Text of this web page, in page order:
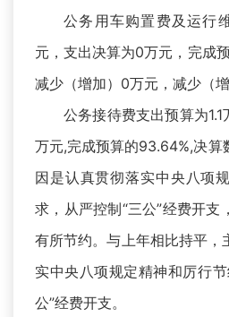
公务用车购置费及运行
元，支出决算为0万元，完成
减少（增加）0万元，减少（增
公务接待费支出预算为
万元,完成预算的93.64%,决算
因是认真贯彻落实中央八项
求，从严控制“三公”经费开支
有所节约。与上年相比持平，
实中央八项规定精神和厉行
公”经费开支。